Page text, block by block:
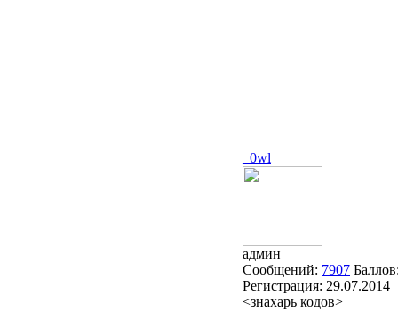
_0wl
админ
Сообщений: 7907
Регистрация: 29.07.2014
<знахарь кодов>